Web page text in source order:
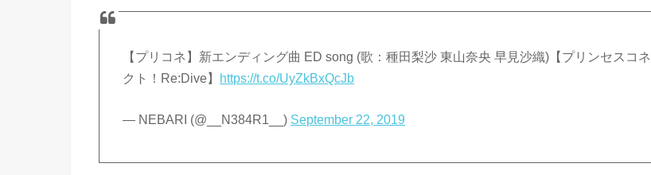
【プリコネ】新エンディング曲 ED song (歌：種田梨沙 東山奈央 早見沙織)【プリンセスコネ
クト！Re:Dive】
https://t.co/UyZkBxQcJb
— NEBARI (@__N384R1__) September 22, 2019